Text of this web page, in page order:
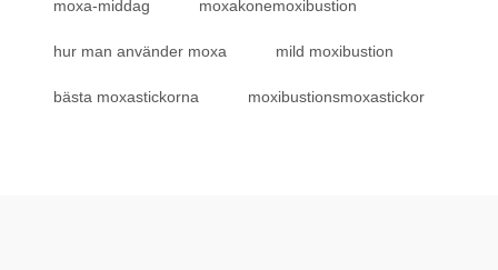
moxa-middag moxakonemoxibustion
hur man använder moxa mild moxibustion
bästa moxastickorna moxibustionsmoxastickor